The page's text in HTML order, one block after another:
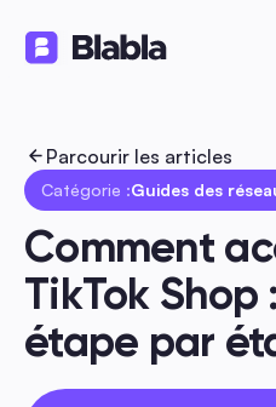
Parcourir les articles
Catégorie :Guides des
Comment
TikTok Shop
étape par